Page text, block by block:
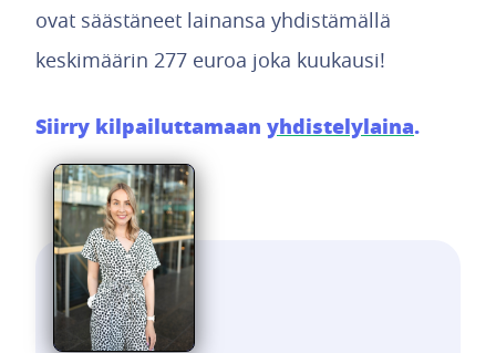
ovat säästäneet lainansa yhdistämällä
keskimäärin 277 euroa joka kuukausi!
Siirry kilpailuttamaan yhdistelylaina.